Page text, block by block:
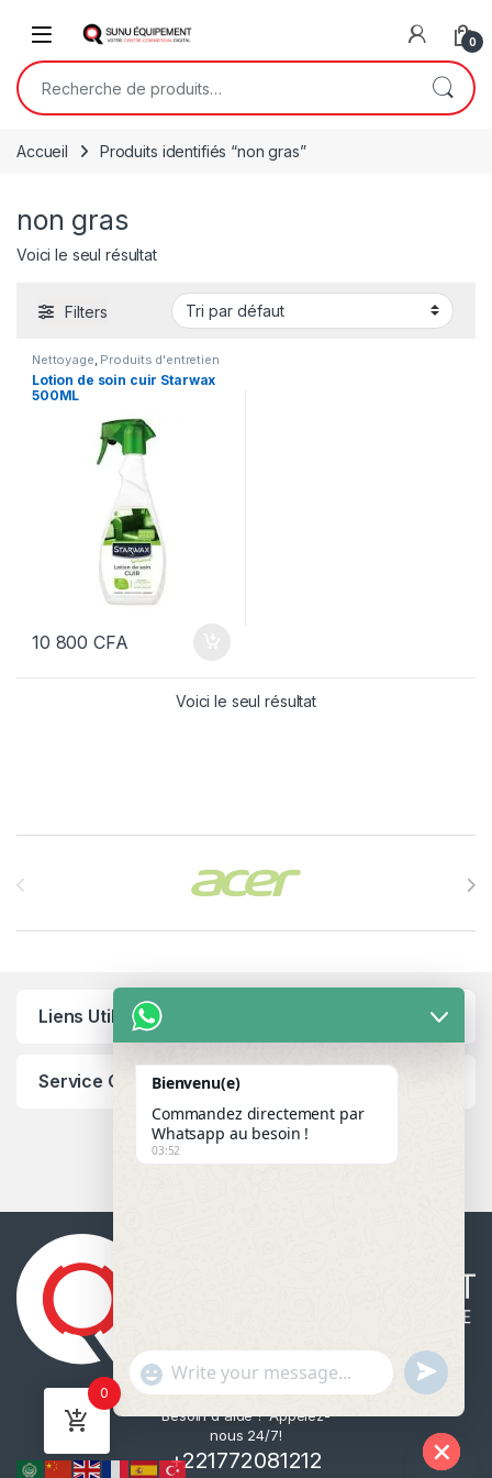
Open 0
Recherche pour :
Accueil Produits identifiés “non gras”
non gras
Voici le seul résultat
Filters
Nettoyage, Produits d'entretien
Lotion de soin cuir Starwax
500ML
10 800CFA
Voici le seul résultat
Liens Utiles
Service Client
Besoin d'aide ? Appelez-
nous 24/7!
+221772081212
0
Bienvenu(e)
Commandez directement par
Whatsapp au besoin !
03:52
"
+
c
a
WhatsApp Message
u
n
d